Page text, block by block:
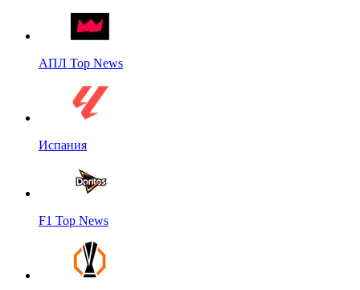
АПЛ Top News
Испания
F1 Top News